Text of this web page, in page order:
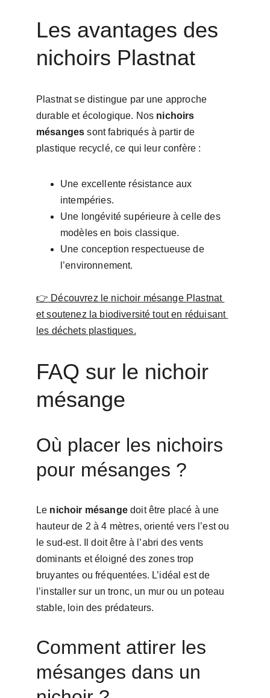
Les avantages des
nichoirs Plastnat
Plastnat se distingue par une approche
durable et écologique. Nos nichoirs
mésanges sont fabriqués à partir de
plastique recyclé, ce qui leur confère :
Une excellente résistance aux
intempéries.
Une longévité supérieure à celle des
modèles en bois classique.
Une conception respectueuse de
l’environnement.
👉 Découvrez le nichoir mésange Plastnat
et soutenez la biodiversité tout en réduisant
les déchets plastiques.
FAQ sur le nichoir
mésange
Où placer les nichoirs
pour mésanges ?
Le nichoir mésange doit être placé à une
hauteur de 2 à 4 mètres, orienté vers l’est ou
le sud-est. Il doit être à l’abri des vents
dominants et éloigné des zones trop
bruyantes ou fréquentées. L’idéal est de
l’installer sur un tronc, un mur ou un poteau
stable, loin des prédateurs.
Comment attirer les
mésanges dans un